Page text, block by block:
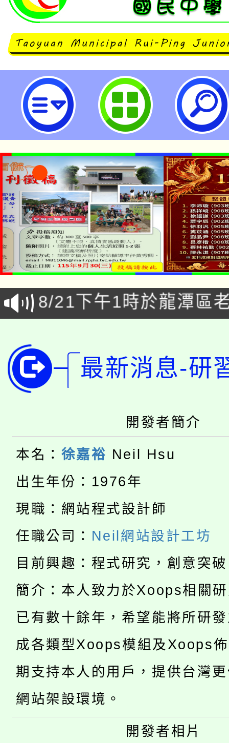
neilrpjhstyc網站設計者：徐嘉
「本色祭」8/29、30在
場熱烈登場!
8/21下午1時於龍潭區
徵才活動。
YOUNG桃局內行報名
局官網。
8月14至27日，桃園電
開!
115年桃園市運動會8/
視費優惠，中低收入戶
半價優惠，詳情可洽有
者。
大園自造教育及科技
份教師增能研習
大溪自造教育及科技中
份教師研習
淨零綠生活教案入校路
會
115年食農教育專業人
程
「本色祭」8/29、30在
場熱烈登場!
徵才活動。
YOUNG桃局內行報名
8月14至27日，桃園電
開!
115年桃園市運動會8/
田徑場及游泳池舉行。
桃園市低收入戶享有免
視費優惠，中低收入戶
半價優惠，詳情可洽有
大園自造教育及科技中
份教師增能研習
大溪自造教育及科技中
份教師研習
淨零綠生活教案入校路
最新消息-研
開發者簡介
本名： 徐嘉裕 Neil Hsu
出生年份：1976年
現職：網站程式設計師
任職公司： Neil網站設計工坊
目前興趣：程式研究，創意突
簡介：本人致力於Xoops相關
已有數十餘年，希望能將所研
成各類型Xoops模組及Xoops
期支持本人的用戶，提供台灣
網站架設環境。
開發者相片